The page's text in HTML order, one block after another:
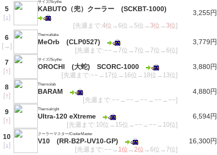
5
[↓]
サイズ/Scythe
KABUTO（兜）クーラー (SCKBT-1000)
[先週まで:4位 →6位→5位→ 3位 → 3位]
3,255円
6
[→ ]
Thermaltake
MeOrb (CLP0527)
[先週まで:−−→7位→7位→7位→6位]
3,779円
7
[↑]
サイズ/Scythe
OROCHI (大蛇) SCORC-1000
[先週まで:−−→17位→16位→18位→13位]
3,880円
8
[↑]
Thermolab
BARAM
[先週まで:−−→−−→−−→−−→−−]
4,880円
9
[↑]
Thermalright
Ultra-120 eXtreme
[先週まで:10位→15位→−−→−−→10位]
6,594円
10
[↓]
クーラーマスター/CoolerMaster
V10 (RR-B2P-UV10-GP)
[先週まで:−−→ 1位 →2位 →6位→7位]
16,300円